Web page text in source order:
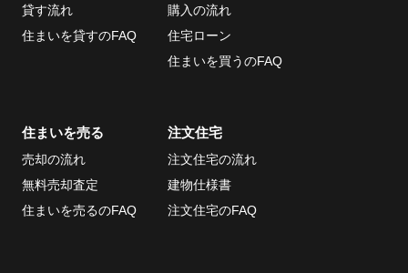
反社会的勢力排除条
貸す流れ
住まいを貸すのFAQ
購入の流れ
住宅ローン
住まいを買うのFAQ
住まいを売る
売却の流れ
無料売却査定
住まいを売るのFAQ
注文住宅
注文住宅の流れ
建物仕様書
注文住宅のFAQ